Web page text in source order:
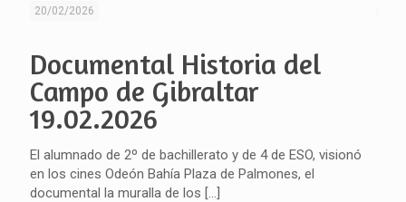
20/02/2026
Documental Historia del
Campo de Gibraltar
19.02.2026
El alumnado de 2º de bachillerato y de 4 de ESO, visionó
en los cines Odeón Bahía Plaza de Palmones, el
documental la muralla de los […]